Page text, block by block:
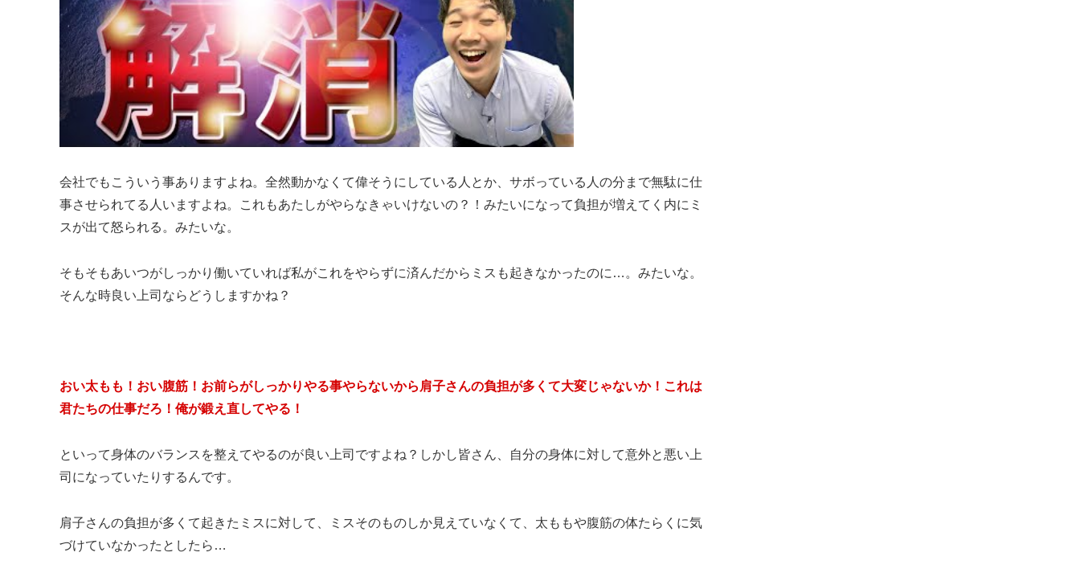
会社でもこういう事ありますよね。全然動かなくて偉そうにしている人とか、サボっている人の分まで無駄に仕
事させられてる人いますよね。これもあたしがやらなきゃいけないの？！みたいになって負担が増えてく内にミ
スが出て怒られる。みたいな。
そもそもあいつがしっかり働いていれば私がこれをやらずに済んだからミスも起きなかったのに…。みたいな。
そんな時良い上司ならどうしますかね？
おい太もも！おい腹筋！お前らがしっかりやる事やらないから肩子さんの負担が多くて大変じゃないか！これは
君たちの仕事だろ！俺が鍛え直してやる！
といって身体のバランスを整えてやるのが良い上司ですよね？しかし皆さん、自分の身体に対して意外と悪い上
司になっていたりするんです。
肩子さんの負担が多くて起きたミスに対して、ミスそのものしか見えていなくて、太ももや腹筋の体たらくに気
づけていなかったとしたら…